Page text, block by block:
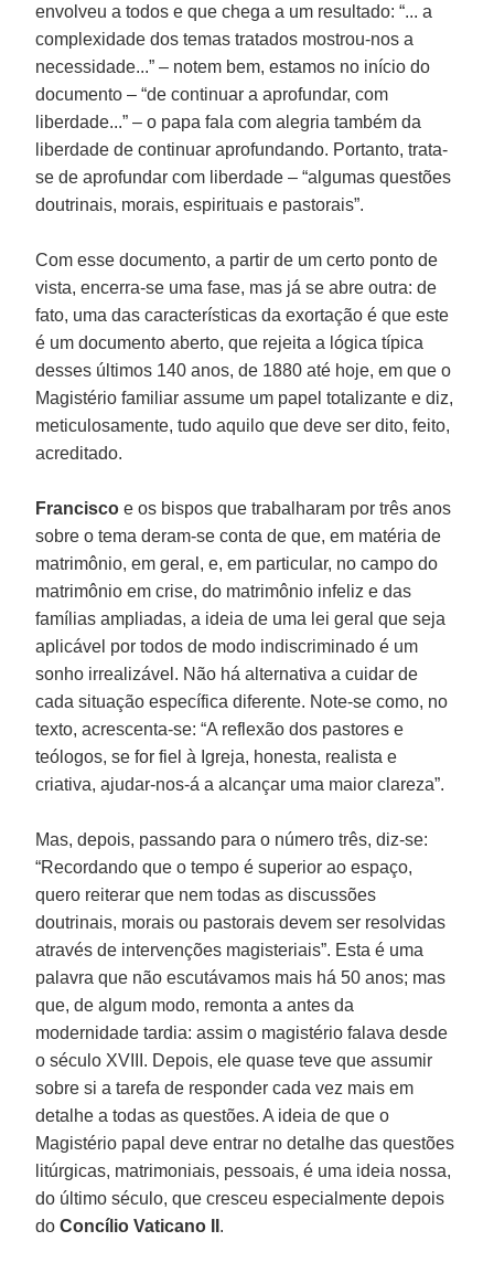
envolveu a todos e que chega a um resultado: “... a
complexidade dos temas tratados mostrou-nos a
necessidade...” – notem bem, estamos no início do
documento – “de continuar a aprofundar, com
liberdade...” – o papa fala com alegria também da
liberdade de continuar aprofundando. Portanto, trata-
se de aprofundar com liberdade – “algumas questões
doutrinais, morais, espirituais e pastorais”.
Com esse documento, a partir de um certo ponto de
vista, encerra-se uma fase, mas já se abre outra: de
fato, uma das características da exortação é que este
é um documento aberto, que rejeita a lógica típica
desses últimos 140 anos, de 1880 até hoje, em que o
Magistério familiar assume um papel totalizante e diz,
meticulosamente, tudo aquilo que deve ser dito, feito,
acreditado.
Francisco e os bispos que trabalharam por três anos
sobre o tema deram-se conta de que, em matéria de
matrimônio, em geral, e, em particular, no campo do
matrimônio em crise, do matrimônio infeliz e das
famílias ampliadas, a ideia de uma lei geral que seja
aplicável por todos de modo indiscriminado é um
sonho irrealizável. Não há alternativa a cuidar de
cada situação específica diferente. Note-se como, no
texto, acrescenta-se: “A reflexão dos pastores e
teólogos, se for fiel à Igreja, honesta, realista e
criativa, ajudar-nos-á a alcançar uma maior clareza”.
Mas, depois, passando para o número três, diz-se:
“Recordando que o tempo é superior ao espaço,
quero reiterar que nem todas as discussões
doutrinais, morais ou pastorais devem ser resolvidas
através de intervenções magisteriais”. Esta é uma
palavra que não escutávamos mais há 50 anos; mas
que, de algum modo, remonta a antes da
modernidade tardia: assim o magistério falava desde
o século XVIII. Depois, ele quase teve que assumir
sobre si a tarefa de responder cada vez mais em
detalhe a todas as questões. A ideia de que o
Magistério papal deve entrar no detalhe das questões
litúrgicas, matrimoniais, pessoais, é uma ideia nossa,
do último século, que cresceu especialmente depois
doConcílio Vaticano II .